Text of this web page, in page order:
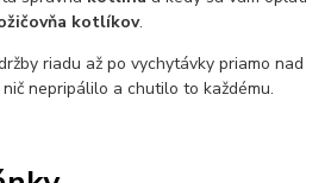
kotlíkov.
riadu až po vychytávky priamo nad
nepripálilo a chutilo to každému.